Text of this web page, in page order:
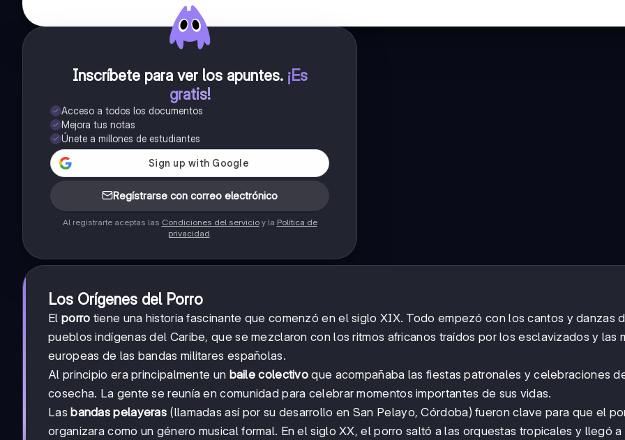
Inscríbete para ver los apuntes. ¡Es
gratis!
Acceso a todos los documentos
Mejora tus notas
Únete a millones de estudiantes
Regístrarse con correo electrónico
Al registrarte aceptas las Condiciones del servicioy la Política de
privacidad
Los Orígenes del Porro
El porro tiene una historia fascinante que comenzó en el siglo XIX. Todo empezó con los cantos y danzas
pueblos indígenas del Caribe, que se mezclaron con los ritmos africanos traídos por los esclavizados y las
europeas de las bandas militares españolas.
Al principio era principalmente un baile colectivo que acompañaba las fiestas patronales y celebraciones
cosecha. La gente se reunía en comunidad para celebrar momentos importantes de sus vidas.
Lasbandas pelayeras (llamadas así por su desarrollo en San Pelayo, Córdoba) fueron clave para que el
organizara como un género musical formal. En el siglo XX, el porro saltó a las orquestas tropicales y llegó a